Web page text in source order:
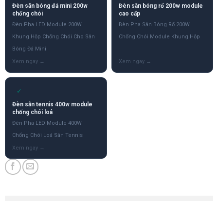
Đèn sân bóng đá mini 200w
chống chói
Đèn Pha LED Module 200W
Khung Hộp Chống Chói Cho Sân
Bóng Đá Mini
Đèn sân bóng rổ 200w module
cao cấp
Đèn Pha Sân Bóng Rổ 200W
Chống Chói Module Khung Hộp
✓
Đèn sân tennis 400w module
chống chói loá
Đèn Pha LED Module 400W
Chống Chói Loá Sân Tennis